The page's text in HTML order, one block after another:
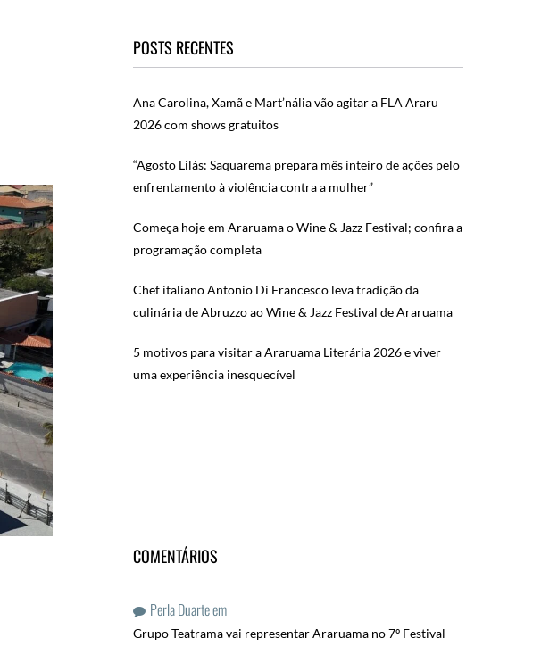
POSTS RECENTES
Ana Carolina, Xamã e Mart’nália vão agitar a FLA Araru
2026 com shows gratuitos
“Agosto Lilás: Saquarema prepara mês inteiro de ações pelo
enfrentamento à violência contra a mulher”
Começa hoje em Araruama o Wine & Jazz Festival; confira a
programação completa
Chef italiano Antonio Di Francesco leva tradição da
culinária de Abruzzo ao Wine & Jazz Festival de Araruama
5 motivos para visitar a Araruama Literária 2026 e viver
uma experiência inesquecível
COMENTÁRIOS
Perla Duarteem
Grupo Teatrama vai representar Araruama no 7º Festival